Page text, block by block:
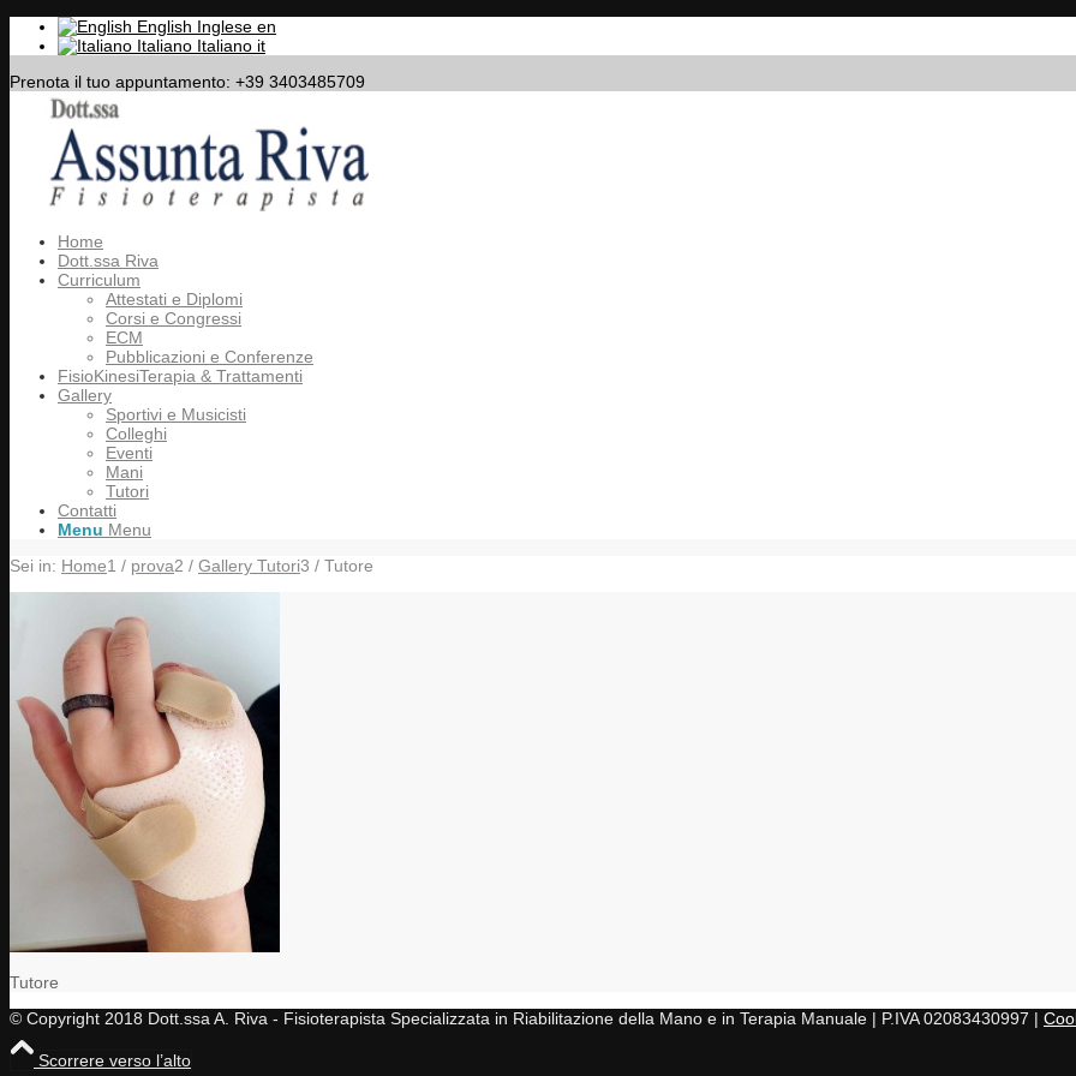
English Inglese en
Italiano Italiano it
Prenota il tuo appuntamento: +39 3403485709
Home
Dott.ssa Riva
Curriculum
Attestati e Diplomi
Corsi e Congressi
ECM
Pubblicazioni e Conferenze
FisioKinesiTerapia & Trattamenti
Gallery
Sportivi e Musicisti
Colleghi
Eventi
Mani
Tutori
Contatti
Menu Menu
Sei in: Home1 / prova2 / Gallery Tutori3 / Tutore
Tutore
© Copyright 2018 Dott.ssa A. Riva - Fisioterapista Specializzata in Riabilitazione della Mano e in Terapia Manuale | P.IVA 02083430997 |
Scorrere verso l’alto